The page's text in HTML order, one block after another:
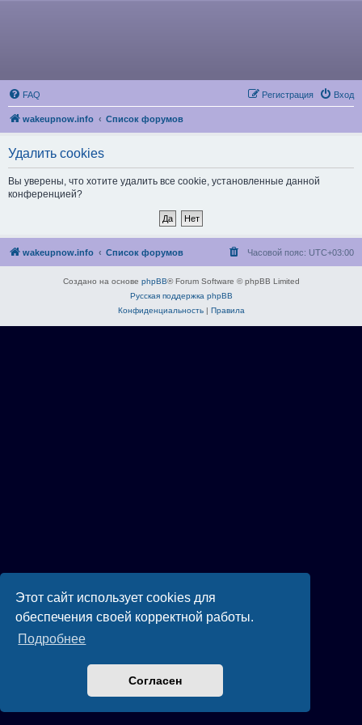
Этот сайт использует cookies для
обеспечения своей корректной работы.
Подробнее
Согласен
FAQ Вход
Регистрация
wakeupnow.info Список форумов
Удалить cookies
Вы уверены, что хотите удалить все cookie, установленные данной
конференцией?
wakeupnow.info Список форумов Часовой пояс: UTC+03:00
Создано на основе phpBB® Forum Software © phpBB Limited
Русская поддержка phpBB
Конфиденциальность| Правила